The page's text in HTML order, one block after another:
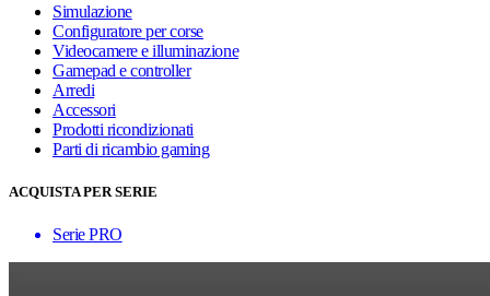
Simulazione
Configuratore per corse
Videocamere e illuminazione
Gamepad e controller
Arredi
Accessori
Prodotti ricondizionati
Parti di ricambio gaming
ACQUISTA PER SERIE
Serie PRO